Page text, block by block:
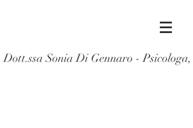
Dott.ssa Sonia Di Gennaro - Psicologa,